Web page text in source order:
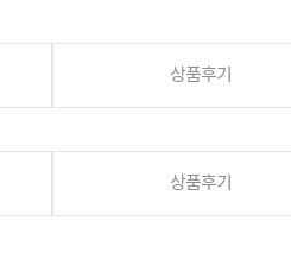
상품후기
상품후기